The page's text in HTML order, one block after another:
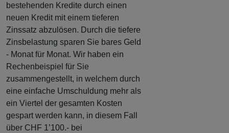
bestehenden Kredite durch einen
neuen Kredit mit einem tieferen
Zinssatz abzulösen. Durch die tiefere
Zinsbelastung sparen Sie bares Geld
- Monat für Monat. Wir haben ein
Rechenbeispiel für Sie
zusammengestellt, in welchem durch
eine einfache Umschuldung mehr als
ein Viertel der gesamten Kosten
gespart werden kann, in diesem Fall
über CHF 1’100.- bei